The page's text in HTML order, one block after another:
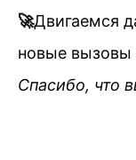
🚀Двигаемся
новые
Спасибо, что